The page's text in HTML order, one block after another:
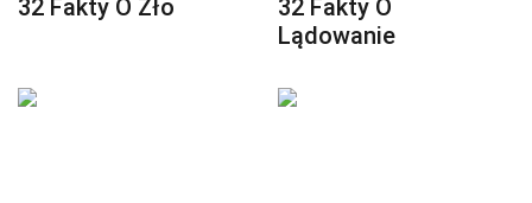
32 Fakty O Zło
32 Fakty O
Lądowanie